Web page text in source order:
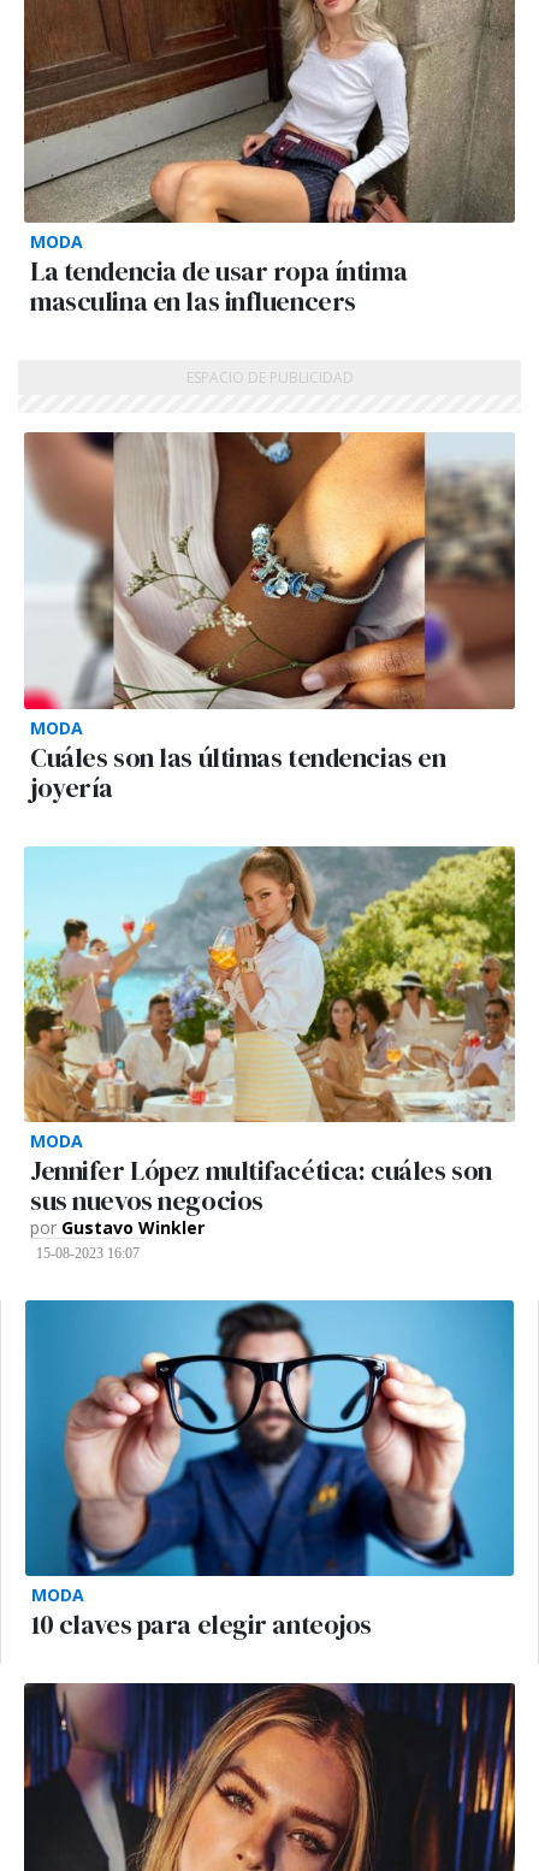
MODA
La tendencia de usar ropa íntima
masculina en las influencers
MODA
Cuáles son las últimas tendencias en
joyería
MODA
Jennifer López multifacética: cuáles son
sus nuevos negocios
por Gustavo Winkler
15-08-2023 16:07
MODA
10 claves para elegir anteojos